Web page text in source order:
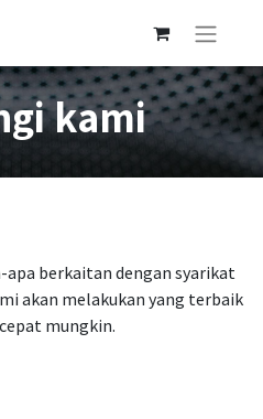
kami
berkaitan dengan syarikat
akan melakukan yang terbaik
mungkin.